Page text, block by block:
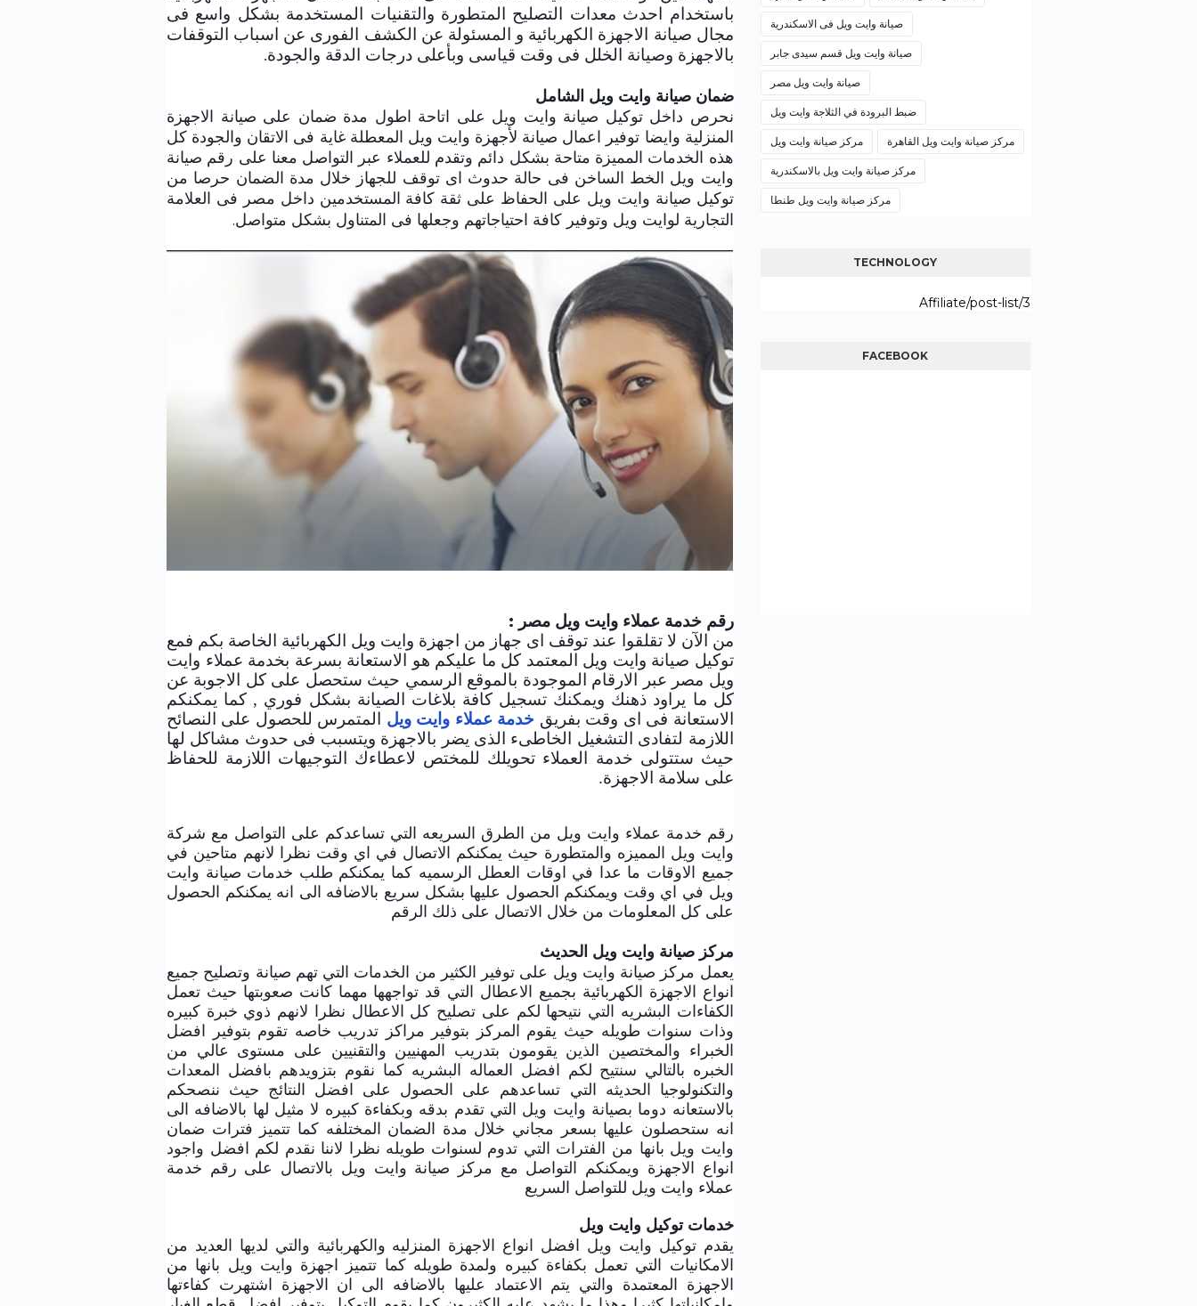
باستخدام احدث معدات التصليح المتطورة والتقنيات المستخدمة بشكل واسع فى
مجال صيانة الاجهزة الكهربائية و المسئولة عن الكشف الفورى عن اسباب التوقفات
بالاجهزة وصيانة الخلل فى وقت قياسى وبأعلى درجات الدقة والجودة.
ضمان صيانة وايت ويل الشامل
نحرص داخل توكيل صيانة وايت ويل على اتاحة اطول مدة ضمان على صيانة الاجهزة
المنزلية وايضا توفير اعمال صيانة لأجهزة وايت ويل المعطلة غاية فى الاتقان والجودة كل
هذه الخدمات المميزة متاحة بشكل دائم وتقدم للعملاء عبر التواصل معنا على رقم صيانة
وايت ويل الخط الساخن فى حالة حدوث اى توقف للجهاز خلال مدة الضمان حرصا من
توكيل صيانة وايت ويل على الحفاظ على ثقة كافة المستخدمين داخل مصر فى العلامة
التجارية لوايت ويل وتوفير كافة احتياجاتهم وجعلها فى المتناول بشكل متواصل.
رقم خدمة عملاء وايت ويل مصر :
من الآن لا تقلقوا عند توقف اى جهاز من اجهزة وايت ويل الكهربائية الخاصة بكم فمع
توكيل صيانة وايت ويل المعتمد كل ما عليكم هو الاستعانة بسرعة بخدمة عملاء وايت
ويل مصر عبر الارقام الموجودة بالموقع الرسمي حيث ستحصل على كل الاجوبة عن
كل ما يراود ذهنك ويمكنك تسجيل كافة بلاغات الصيانة بشكل فوري , كما يمكنكم
الاستعانة فى اى وقت بفريق خدمة عملاء وايت ويل
المتمرس للحصول على النصائح
اللازمة لتفادى التشغيل الخاطىء الذى يضر بالاجهزة ويتسبب فى حدوث مشاكل لها
حيث ستتولى خدمة العملاء تحويلك للمختص لاعطاءك التوجيهات اللازمة للحفاظ
على سلامة الاجهزة.
رقم خدمة عملاء وايت ويل من الطرق السريعه التي تساعدكم على التواصل مع شركة
وايت ويل المميزه والمتطورة حيث يمكنكم الاتصال في اي وقت نظرا لانهم متاحين في
جميع الاوقات ما عدا في اوقات العطل الرسميه كما يمكنكم طلب خدمات صيانة وايت
ويل في اي وقت ويمكنكم الحصول عليها بشكل سريع بالاضافه الى انه يمكنكم الحصول
على كل المعلومات من خلال الاتصال على ذلك الرقم
مركز صيانة وايت ويل الحديث
يعمل مركز صيانة وايت ويل على توفير الكثير من الخدمات التي تهم صيانة وتصليح جميع
انواع الاجهزة الكهربائية بجميع الاعطال التي قد تواجهها مهما كانت صعوبتها حيث تعمل
الكفاءات البشريه التي نتيحها لكم على تصليح كل الاعطال نظرا لانهم ذوي خبرة كبيره
وذات سنوات طويله حيث يقوم المركز بتوفير مراكز تدريب خاصه تقوم بتوفير افضل
الخبراء والمختصين الذين يقومون بتدريب المهنيين والتقنيين على مستوى عالي من
الخبره بالتالي سنتيح لكم افضل العماله البشريه كما نقوم بتزويدهم بافضل المعدات
والتكنولوجيا الحديثه التي تساعدهم على الحصول على افضل النتائج حيث ننصحكم
بالاستعانه دوما بصيانة وايت ويل التي تقدم بدقه وبكفاءة كبيره لا مثيل لها بالاضافه الى
انه ستحصلون عليها بسعر مجاني خلال مدة الضمان المختلفه كما تتميز فترات ضمان
وايت ويل بانها من الفترات التي تدوم لسنوات طويله نظرا لاننا نقدم لكم افضل واجود
انواع الاجهزة ويمكنكم التواصل مع مركز صيانة وايت ويل بالاتصال على رقم خدمة
عملاء وايت ويل للتواصل السريع
خدمات توكيل وايت ويل
يقدم توكيل وايت ويل افضل انواع الاجهزة المنزليه والكهربائية والتي لديها العديد من
الامكانيات التي تعمل بكفاءة كبيره ولمدة طويله كما تتميز اجهزة وايت ويل بانها من
الاجهزة المعتمدة والتي يتم الاعتماد عليها بالاضافه الى ان الاجهزة اشتهرت كفاءتها
صيانة وايت ويل فى الاسكندرية
صيانة وايت ويل قسم سيدى جابر
صيانة وايت ويل مصر
ضبط البرودة في الثلاجة وايت ويل
مركز صيانة وايت ويل مركز صيانة وايت ويل القاهرة
مركز صيانة وايت ويل بالاسكندرية
مركز صيانة وايت ويل طنطا
TECHNOLOGY
3/Affiliate/post-list
FACEBOOK